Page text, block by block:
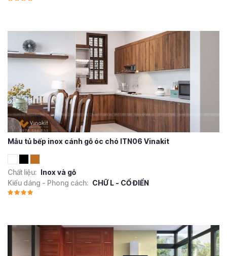
Mẫu tủ bếp inox cánh gỗ óc chó ITN06 Vinakit
Chất liệu: Inox và gỗ
Kiểu dáng - Phong cách: CHỮ L - CỔ ĐIỂN